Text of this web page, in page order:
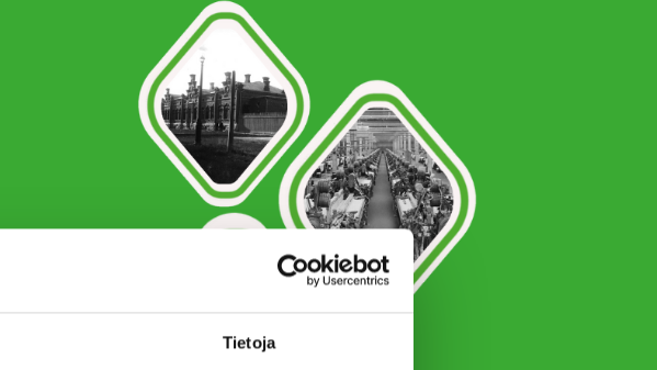
Tietoja